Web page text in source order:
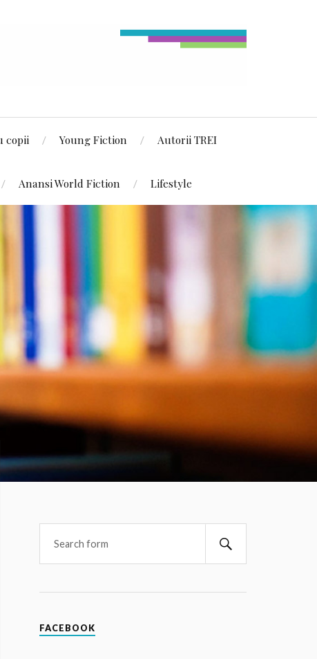
copii Young Fiction Autorii TREI
Anansi World Fiction Lifestyle
FACEBOOK